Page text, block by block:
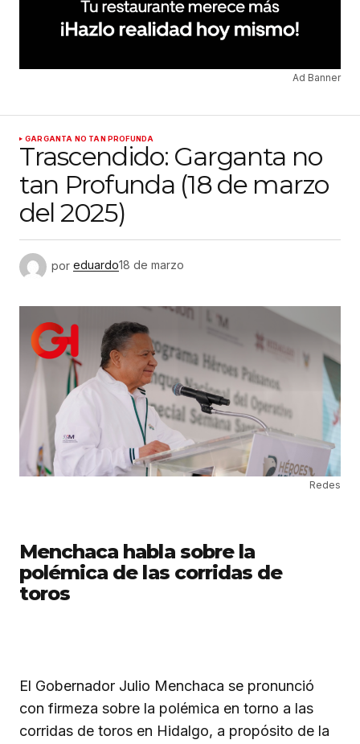
Ad Banner
GARGANTA NO TAN PROFUNDA
Trascendido: Garganta no
tan Profunda (18 de marzo
del 2025)
por eduardo18 de marzo
Redes
Menchaca habla sobre la
polémica de las corridas de
toros
El Gobernador Julio Menchaca se pronunció
con firmeza sobre la polémica en torno a las
corridas de toros en Hidalgo, a propósito de la